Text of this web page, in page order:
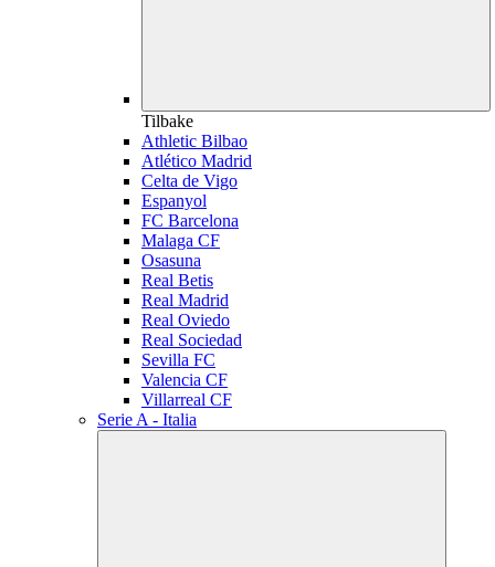
Tilbake
Athletic Bilbao
Atlético Madrid
Celta de Vigo
Espanyol
FC Barcelona
Malaga CF
Osasuna
Real Betis
Real Madrid
Real Oviedo
Real Sociedad
Sevilla FC
Valencia CF
Villarreal CF
Serie A - Italia